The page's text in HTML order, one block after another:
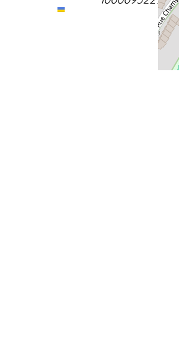
Leaflet |©
contributors